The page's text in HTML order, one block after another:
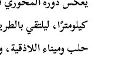
حلب وميناء